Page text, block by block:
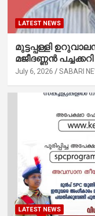
LATEST NEWS
മുട്ടപ്പള്ളി
മജീദണ്ണൻ
July 6, 2026 SABARI
LATEST NEWS